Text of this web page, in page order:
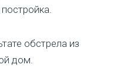
обстрела из
дом.